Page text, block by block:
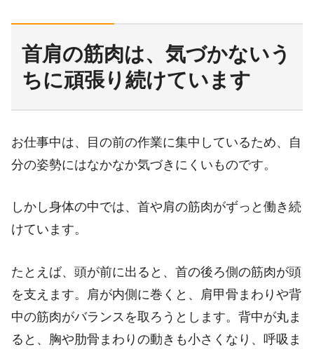
首肩の筋肉は、気づかないう
ちに頑張り続けています
お仕事中は、目の前の作業に集中しているため、自
分の姿勢にはなかなか気づきにくいものです。
しかし身体の中では、首や肩の筋肉がずっと働き続
けています。
たとえば、頭が前に出ると、首の後ろ側の筋肉が頭
を支えます。肩が内側に巻くと、肩甲骨まわりや背
中の筋肉がバランスを取ろうとします。背中が丸ま
ると、胸や肋骨まわりの動きも小さくなり、呼吸ま